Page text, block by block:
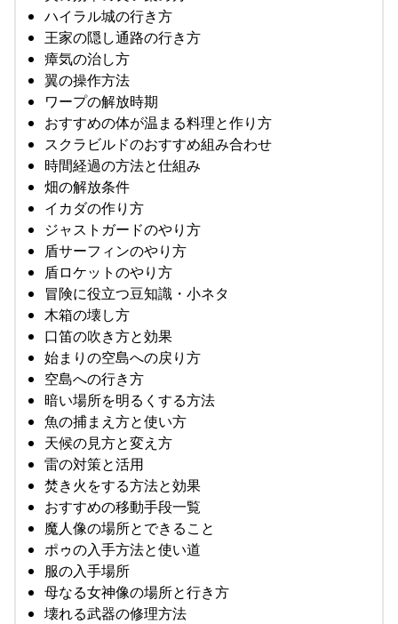
ハイラル城の行き方
王家の隠し通路の行き方
瘴気の治し方
翼の操作方法
ワープの解放時期
おすすめの体が温まる料理と作り方
スクラビルドのおすすめ組み合わせ
時間経過の方法と仕組み
畑の解放条件
イカダの作り方
ジャストガードのやり方
盾サーフィンのやり方
盾ロケットのやり方
冒険に役立つ豆知識・小ネタ
木箱の壊し方
口笛の吹き方と効果
始まりの空島への戻り方
空島への行き方
暗い場所を明るくする方法
魚の捕まえ方と使い方
天候の見方と変え方
雷の対策と活用
焚き火をする方法と効果
おすすめの移動手段一覧
魔人像の場所とできること
ポゥの入手方法と使い道
服の入手場所
母なる女神像の場所と行き方
壊れる武器の修理方法